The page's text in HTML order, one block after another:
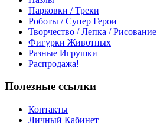
Парковки / Треки
Роботы / Супер Герои
Творчество / Лепка / Рисование
Фигурки Животных
Разные Игрушки
Распродажа!
Полезные ссылки
Контакты
Личный Кабинет